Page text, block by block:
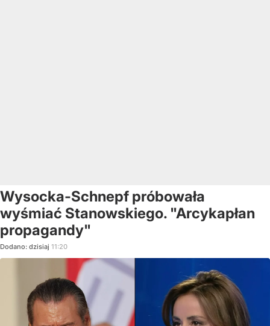
Wysocka-Schnepf próbowała
wyśmiać Stanowskiego. "Arcykapłan
propagandy"
Dodano: dzisiaj 11:20